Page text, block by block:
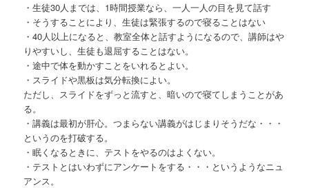
・生徒30人までは、1時間授業なら、一人一人の目を見て話す
・そうすることにより、生徒は緊張するので寝ることはない
・40人以上になると、教室全体と話すようになるので、講師はや
りやすいし、生徒も退屈することはない。
・途中で体を動かすことをいれるとよい。
・スライドや黒板は気分転換によい。
ただし、スライドをずっと流すと、暗いので寝てしまうことがあ
る。
・講義は最初が肝心。つまらない講義がはじまりそうだな・・・
というのを打破する。
・眠くなるときに、テストをやるのはよくない。
・テストとはいわずにアンケートをする・・・というようなニュ
アンス。